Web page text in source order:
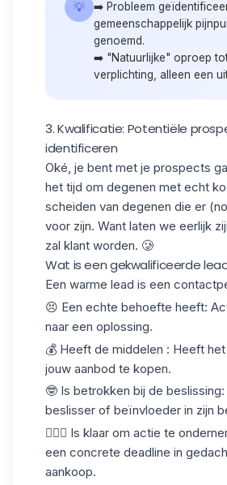
💡
➡️ Probleem
gemeenschappelijk
genoemd.
➡️ "Natuurlijke" oproep
verplichting, alleen een
3. Kwalificatie: Potentiële
identificeren
Oké, je bent met je prospects
het tijd om degenen met echt
scheiden van degenen die er
voor zijn. Want laten we eerlijk
zal klant worden. 🥲
Wat is een gekwalificeerde
Een warme lead is een
😣 Een echte behoefte heeft:
naar een oplossing.
💰 Heeft de middelen : Heeft
jouw aanbod te kopen.
🤓 Is betrokken bij de beslissing
beslisser of beïnvloeder in zijn
🏃🏻‍♀️ Is klaar om actie te
een concrete deadline in
aankoop.